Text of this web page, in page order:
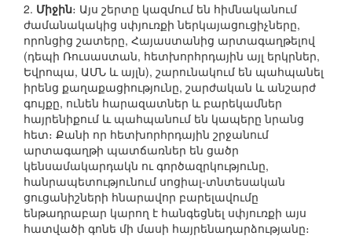
2. Միջին։ Այս շերտը կազմում են հիմնականում
ժամանակակից սփյուռքի ներկայացուցիչները,
որոնցից շատերը, Հայաստանից արտագաղթելով
(դեպի Ռուսաստան, հետխորհրդային այլ երկրներ,
Եվրոպա, ԱՄՆ և այլն), շարունակում են պահպանել
իրենց քաղաքացիությունը, շարժական և անշարժ
գույքը, ունեն հարազատներ և բարեկամներ
հայրենիքում և պահպանում են կապերը նրանց
հետ։ Քանի որ հետխորհրդային շրջանում
արտագաղթի պատճառներ են ցածր
կենսամակարդակն ու գործազրկությունը,
հանրապետությունում սոցիալ-տնտեսական
ցուցանիշների հնարավոր բարելավումը
ենթադրաբար կարող է հանգեցնել սփյուռքի այս
հատվածի գոնե մի մասի հայրենադարձությանը։